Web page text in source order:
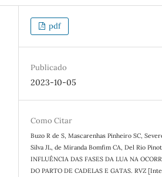
pdf
Publicado
2023-10-05
Como Citar
Buzo R de S, Mascarenhas Pinheiro SC,
Silva JL, de Miranda Bomfim CA, Del Rio
INFLUÊNCIA DAS FASES DA LUA NA
DO PARTO DE CADELAS E GATAS. RVZ